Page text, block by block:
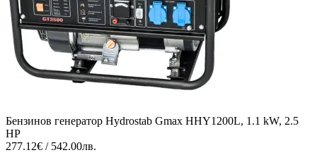
Бензинов генератор Hydrostab Gmax HHY1200L, 1.1 kW, 2.5
HP
277.12€ / 542.00лв.